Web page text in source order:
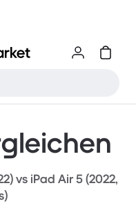
vs iPad Air 5 (2022,